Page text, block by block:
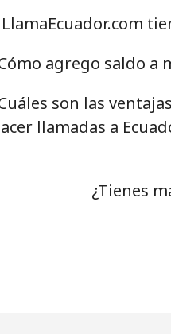
LlamaEcuador.com
agrego saldo a
son las
llamadas a
¿Tienes